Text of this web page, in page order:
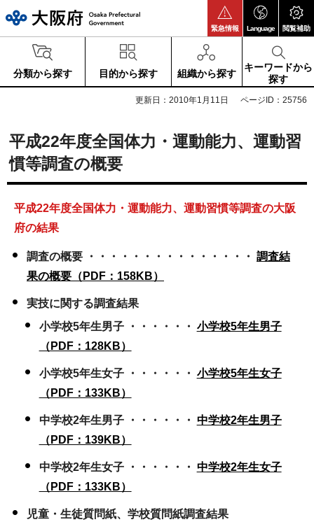
緊急情報 Language 閲覧補助
分類から探す 目的から探す 組織から探す
キーワードから
探す
更新日：2010年1月11日 ページID：25756
平成22年度全国体力・運動能力、運動習
慣等調査の概要
平成22年度全国体力・運動能力、運動習慣等調査の大阪
府の結果
調査の概要 ・・・・・・・・・・・・・・・ 調査結
果の概要（PDF：158KB）
実技に関する調査結果
小学校5年生男子 ・・・・・・ 小学校5年生男子
（PDF：128KB）
小学校5年生女子 ・・・・・・ 小学校5年生女子
（PDF：133KB）
中学校2年生男子 ・・・・・・ 中学校2年生男子
（PDF：139KB）
中学校2年生女子 ・・・・・・ 中学校2年生女子
（PDF：133KB）
児童・生徒質問紙、学校質問紙調査結果